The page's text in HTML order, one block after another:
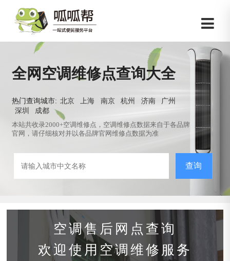
全网空调维修点查询大全
热门查询城市: 北京 上海 南京 杭州 济南
广州
深圳
成都
本站共收录2000+空调维修点，空调维修点数据来自于各品牌
官网，请仔细核对并以各品牌官网维修点数据为准
查询
空调售后网点查询
欢迎使用空调维修服务